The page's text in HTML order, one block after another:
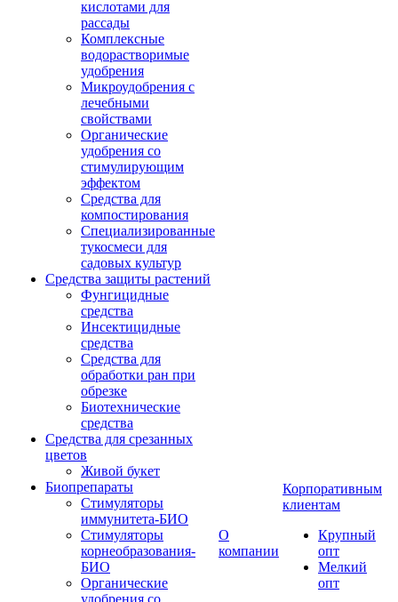
кислотами для
рассады
Комплексные
водорастворимые
удобрения
Микроудобрения с
лечебными
свойствами
Органические
удобрения со
стимулирующим
эффектом
Средства для
компостирования
Специализированные
тукосмеси для
садовых культур
Средства защиты растений
Фунгицидные
средства
Инсектицидные
средства
Средства для
обработки ран при
обрезке
Биотехнические
средства
Средства для срезанных
цветов
Живой букет
Биопрепараты
Стимуляторы
иммунитета-БИО
Стимуляторы
корнеобразования-
БИО
Органические
удобрения со
О
компании
Корпоративным
клиентам
Крупный
опт
Мелкий
опт